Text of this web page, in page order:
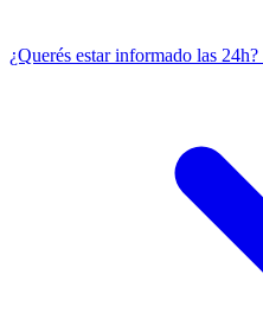
¿Querés estar informado las 24h?